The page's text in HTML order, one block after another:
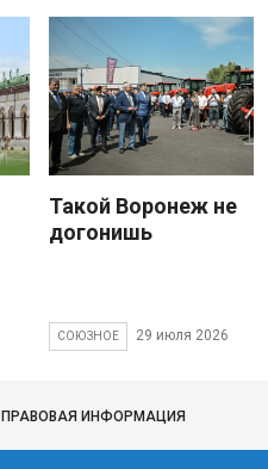
Такой Воронеж не
догонишь
СОЮЗНОЕ 29 июля 2026
ПРАВОВАЯ ИНФОРМАЦИЯ